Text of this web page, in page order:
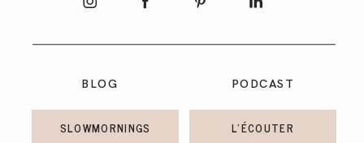
BLOG
SLOWMORNINGS
PODCAST
L'ÉCOUTER